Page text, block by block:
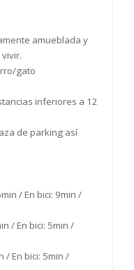
amueblada y
gato
inferiores a 12
de parking así
/ En bici: 9min /
/ En bici: 5min /
/ En bici: 5min /